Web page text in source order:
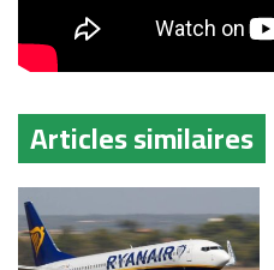
Articles similaires